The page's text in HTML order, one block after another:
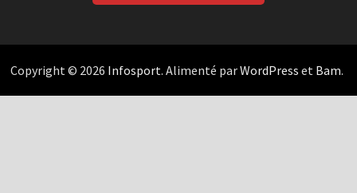
Copyright © 2026 Infosport. Alimenté parWordPress et Bam.